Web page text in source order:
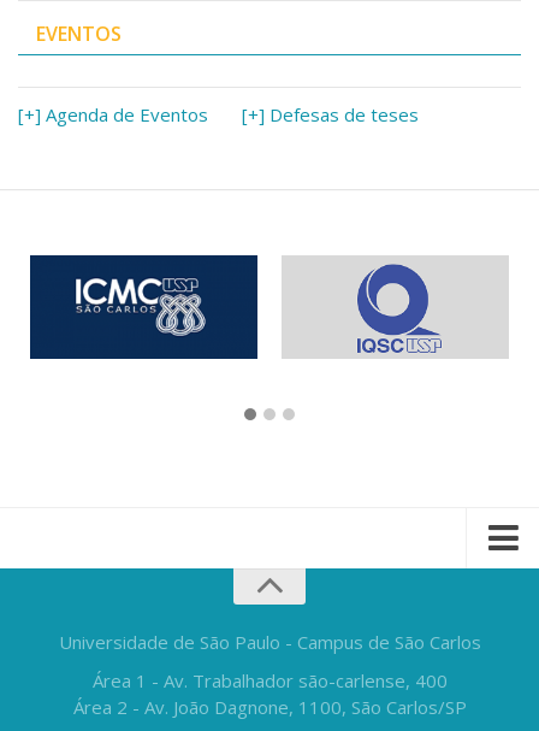
EVENTOS
[+] Agenda de Eventos [+] Defesas de teses
Universidade de São Paulo - Campus de São Carlos
Área 1 - Av. Trabalhador são-carlense, 400
Área 2 - Av. João Dagnone, 1100, São Carlos/SP